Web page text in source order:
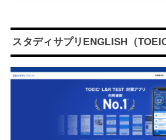
スタディサプリENGLISH（